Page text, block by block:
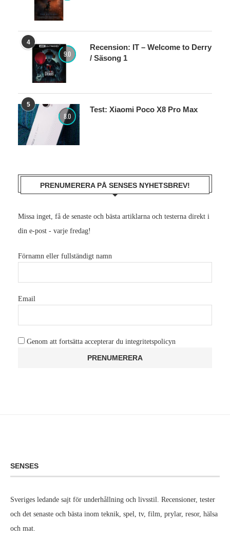
4
9.0
Recension: IT – Welcome to Derry
/ Säsong 1
5
8.0
Test: Xiaomi Poco X8 Pro Max
PRENUMERERA PÅ SENSES NYHETSBREV!
Missa inget, få de senaste och bästa artiklarna och testerna direkt i
din e-post - varje fredag!
Förnamn eller fullständigt namn
Email
Genom att fortsätta accepterar du integritetspolicyn
SENSES
Sveriges ledande sajt för underhållning och livsstil. Recensioner, tester
och det senaste och bästa inom teknik, spel, tv, film, prylar, resor, hälsa
och mat.